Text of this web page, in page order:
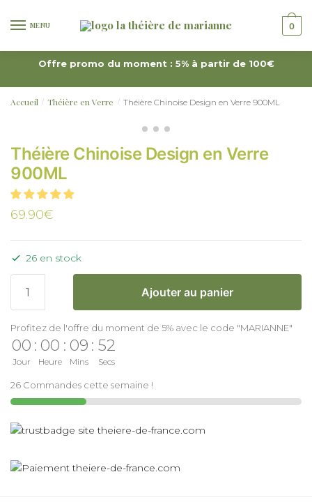
MENU 0
Offre promo du moment : 5% à partir de 100€
Accueil / Théière en Verre / Théière Chinoise Design en Verre 900ML
Théière Chinoise Design en Verre
900ML
69.90€
26 en stock
Ajouter au panier
Profitez de l'offre du moment de 5% avec le code "MARIANNE"
00
Jour
: 00
Heure
: 09
Mins
: 52
Secs
26 Commandes cette semaine !